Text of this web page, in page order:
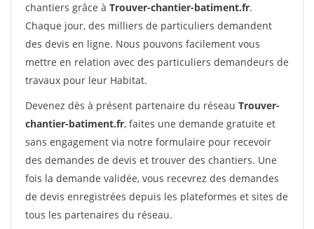
chantiers grâce à Trouver-chantier-batiment.fr.
Chaque jour, des milliers de particuliers demandent
des devis en ligne. Nous pouvons facilement vous
mettre en relation avec des particuliers demandeurs de
travaux pour leur Habitat.
Devenez dès à présent partenaire du réseau Trouver-
chantier-batiment.fr, faites une demande gratuite et
sans engagement via notre formulaire pour recevoir
des demandes de devis et trouver des chantiers. Une
fois la demande validée, vous recevrez des demandes
de devis enregistrées depuis les plateformes et sites de
tous les partenaires du réseau.